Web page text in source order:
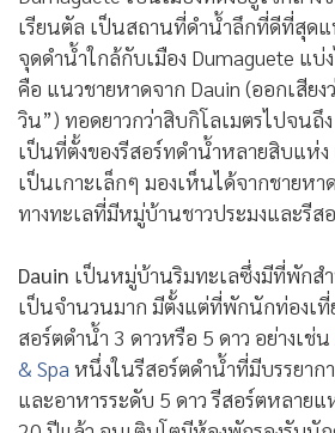
Ginama-an
Masaplod Norte
Pyramids
Masaplod Sur
ฤดูท่อง
เดือน มกราคม ถึง พ
ทริปและแพ็คเกจด
ข้อมูลทั่วไป
Dumaguete เป็นเมืองที่ตั้งอยู่ใจกลาง